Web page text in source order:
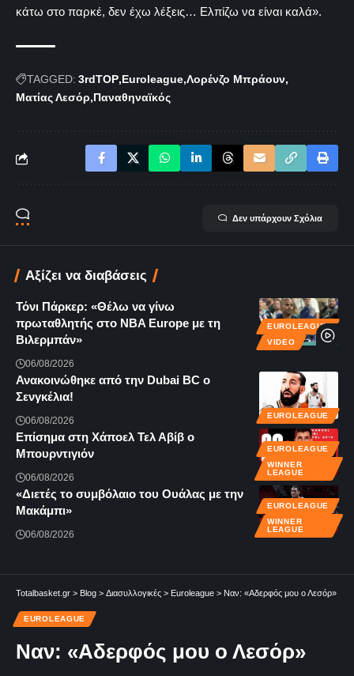
κάτω στο παρκέ, δεν έχω λέξεις… Ελπίζω να είναι καλά».
TAGGED: 3rdTOP Euroleague Λορένζο Μπράουν
Ματίας Λεσόρ Παναθηναϊκός
Δεν υπάρχουν Σχόλια
Αξίζει να διαβάσεις
EUROLEAGUE
VIDEO
Τόνι Πάρκερ: «Θέλω να γίνω
πρωταθλητής στο NBA Europe με τη
Βιλερμπάν»
06/08/2026
EUROLEAGUE
Ανακοινώθηκε από την Dubai BC ο
Σενγκέλια!
06/08/2026
EUROLEAGUE
WINNER
LEAGUE
Επίσημα στη Χάποελ Τελ Αβίβ ο
Μπουρντιγιόν
06/08/2026
EUROLEAGUE
WINNER
LEAGUE
«Διετές το συμβόλαιο του Ουάλας με την
Μακάμπι»
06/08/2026
Totalbasket.gr > Blog > Διασυλλογικές > Euroleague > Ναν: «Αδερφός μου ο Λεσόρ»
EUROLEAGUE
Ναν: «Αδερφός μου ο Λεσόρ»